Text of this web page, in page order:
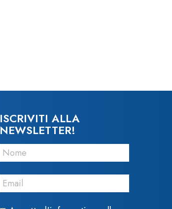
ISCRIVITI ALLA
NEWSLETTER!